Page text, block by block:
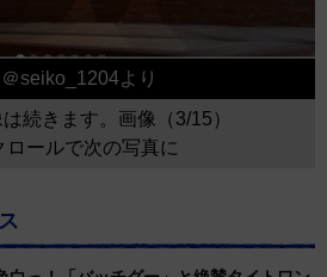
seiko_1204より
続きます。画像（3/15）
ロールで次の写真に